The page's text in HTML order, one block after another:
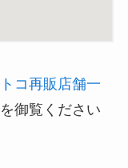
コ再販店舗一
を御覧ください